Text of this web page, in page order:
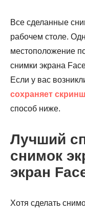
Все сделанные
рабочем столе.
местоположение
снимки экрана
Если у вас
сохраняет
способ ниже.
Лучший
снимок
экран
Хотя сделать